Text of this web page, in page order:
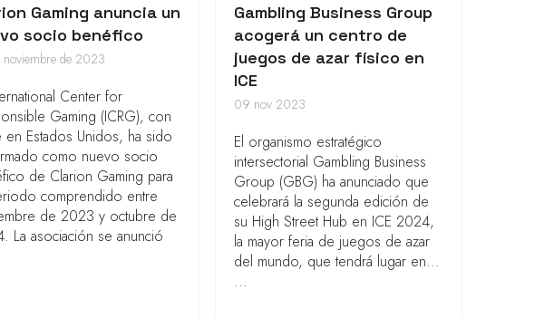
Gaming anuncia un
socio benéfico
noviembre de 2023
Center for
Gaming (ICRG), con
en Estados Unidos, ha sido
como nuevo socio
de Clarion Gaming para
comprendido entre
de 2023 y octubre de
La asociación se anunció
Gambling Business Group
acogerá un centro de
juegos de azar físico en
ICE
09 nov 2023
El organismo estratégico
intersectorial Gambling Business
Group (GBG) ha anunciado que
celebrará la segunda edición de
su High Street Hub en ICE 2024,
la mayor feria de juegos de azar
del mundo, que tendrá lugar en...
...